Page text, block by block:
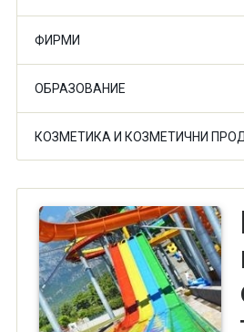
ФИРМИ
ОБРАЗОВАНИЕ
КОЗМЕТИКА И КОЗМЕТИЧНИ